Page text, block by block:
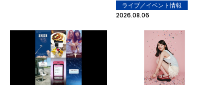
ライブ／イベント情報
2026.08.06